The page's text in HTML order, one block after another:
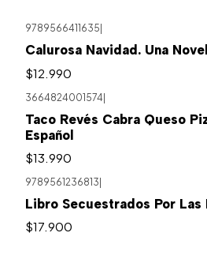
9789566411635
Calurosa Navidad. Una
$12.990
3664824001574|
Taco Revés Cabra Queso
Español
$13.990
9789561236813
Libro Secuestrados Por Las
$17.900